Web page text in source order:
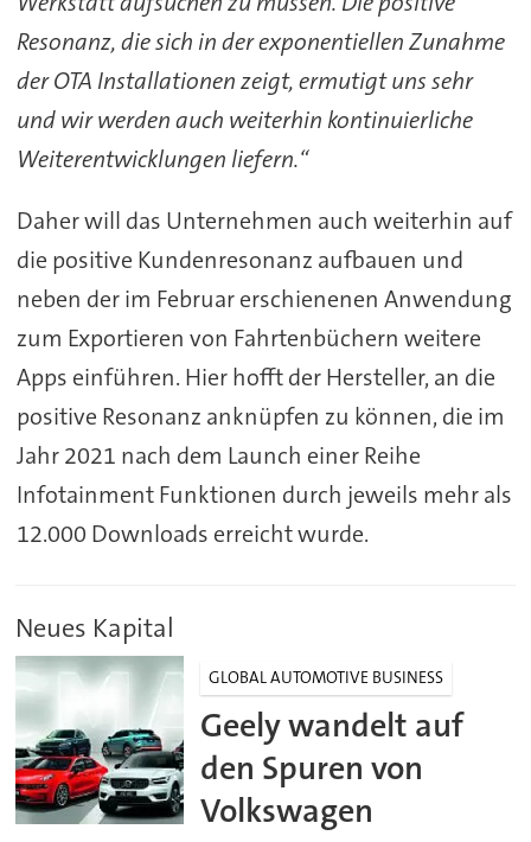
Resonanz, die sich in der exponentiellen Zunahme
der OTA Installationen zeigt, ermutigt uns sehr
und wir werden auch weiterhin kontinuierliche
Weiterentwicklungen liefern.“
Daher will das Unternehmen auch weiterhin auf
die positive Kundenresonanz aufbauen und
neben der im Februar erschienenen Anwendung
zum Exportieren von Fahrtenbüchern weitere
Apps einführen. Hier hofft der Hersteller, an die
positive Resonanz anknüpfen zu können, die im
Jahr 2021 nach dem Launch einer Reihe
Infotainment Funktionen durch jeweils mehr als
12.000 Downloads erreicht wurde.
Neues Kapital
GLOBAL AUTOMOTIVE BUSINESS
Geely wandelt auf
den Spuren von
Volkswagen